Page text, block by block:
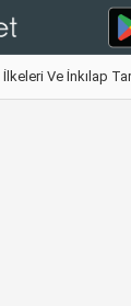
Ve İnkılap